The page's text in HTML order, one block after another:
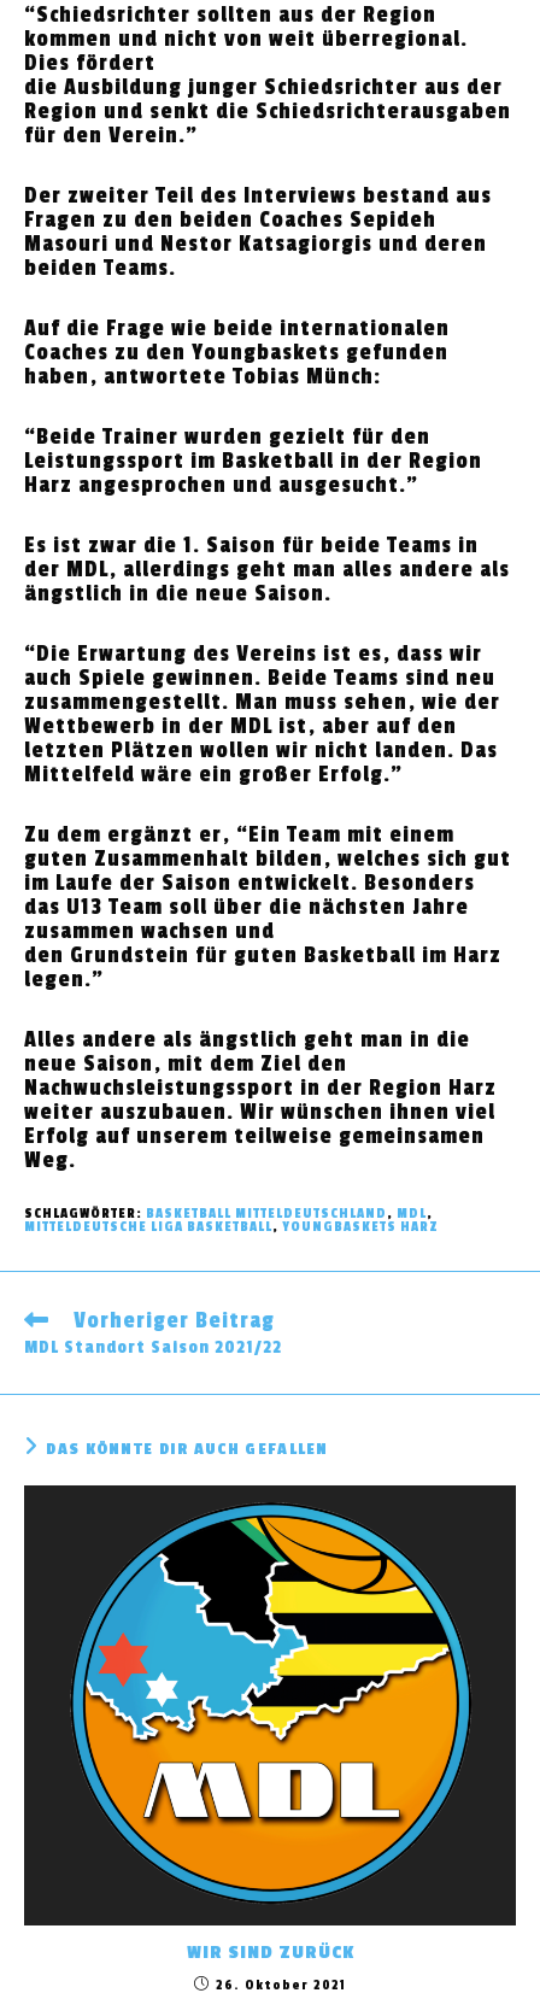
“Schiedsrichter sollten aus der Region
kommen und nicht von weit überregional.
Dies fördert
die Ausbildung junger Schiedsrichter aus der
Region und senkt die Schiedsrichterausgaben
für den Verein.”
Der zweiter Teil des Interviews bestand aus
Fragen zu den beiden Coaches Sepideh
Masouri und Nestor Katsagiorgis und deren
beiden Teams.
Auf die Frage wie beide internationalen
Coaches zu den Youngbaskets gefunden
haben, antwortete Tobias Münch:
“Beide Trainer wurden gezielt für den
Leistungssport im Basketball in der Region
Harz angesprochen und ausgesucht.”
Es ist zwar die 1. Saison für beide Teams in
der MDL, allerdings geht man alles andere als
ängstlich in die neue Saison.
“Die Erwartung des Vereins ist es, dass wir
auch Spiele gewinnen. Beide Teams sind neu
zusammengestellt. Man muss sehen, wie der
Wettbewerb in der MDL ist, aber auf den
letzten Plätzen wollen wir nicht landen. Das
Mittelfeld wäre ein großer Erfolg.”
Zu dem ergänzt er, “Ein Team mit einem
guten Zusammenhalt bilden, welches sich gut
im Laufe der Saison entwickelt. Besonders
das U13 Team soll über die nächsten Jahre
zusammen wachsen und
den Grundstein für guten Basketball im Harz
legen.”
Alles andere als ängstlich geht man in die
neue Saison, mit dem Ziel den
Nachwuchsleistungssport in der Region Harz
weiter auszubauen. Wir wünschen ihnen viel
Erfolg auf unserem teilweise gemeinsamen
Weg.
SCHLAGWÖRTER: BASKETBALL MITTELDEUTSCHLAND , MDL,
MITTELDEUTSCHE LIGA BASKETBALL, YOUNGBASKETS HARZ
Weitere
Artikel
Vorheriger Beitrag
MDL Standort Saison 2021/22
DAS KÖNNTE DIR AUCH GEFALLEN
WIR SIND ZURÜCK
26. Oktober 2021